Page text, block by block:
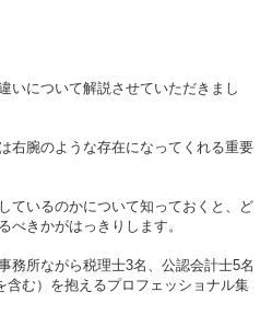
いについて解説させていただきまし
右腕のような存在になってくれる重要
ているのかについて知っておくと、ど
べきかがはっきりします。
務所ながら税理士3名、公認会計士5名
含む）を抱えるプロフェッショナル集